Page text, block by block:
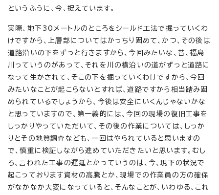
というふうに、今、捉えています。
実際、地下30メートルのところをシールド工法で掘っていくわ
けですから、上層部についてはかっちり固めて、かつ、その後は
道路沿いの下をずっと行きますから、今回みたいな、昔、福島
川っていうのがあって、それを川の横沿いの道がずっと道路に
なって生かされて、そこの下を掘っていくわけですから、今回
みたいなことが起こらないとすれば、道路ですから相当踏み固
められているでしょうから、今後は安全にいくんじゃないかな
と思っていますので、第一義的には、今回の現場の復旧工事を
しっかりやっていただいて、その後の作業については、しっか
りとその地質調査なども、一回はやられていると思いますの
で、慎重に検証しながら進めていただきたいと思います。むし
ろ、言われた工事の遅延とかっていうのは、今、現下の状況で
起こっております資材の高騰とか、現場での作業員の方の確保
がなかなか大変になっていると、そんなことが、いわゆる、これ